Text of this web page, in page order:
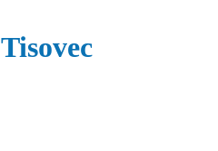
Tisovec